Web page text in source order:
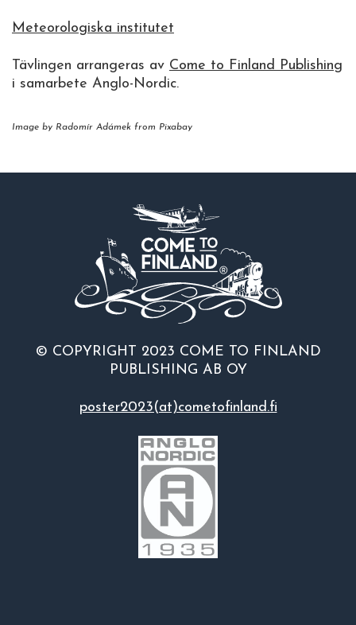
Meteorologiska institutet
Tävlingen arrangeras av Come to Finland Publishing
i samarbete Anglo-Nordic.
Image by Radomír Adámek from Pixabay
© COPYRIGHT 2023 COME TO FINLAND
PUBLISHING AB OY
poster2023(at)cometofinland.fi